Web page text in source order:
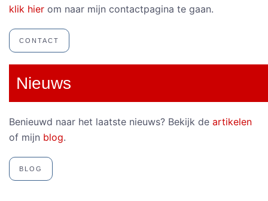
klik hier om naar mijn contactpagina te gaan.
CONTACT
Nieuws
Benieuwd naar het laatste nieuws? Bekijk de artikelen
of mijn blog.
BLOG